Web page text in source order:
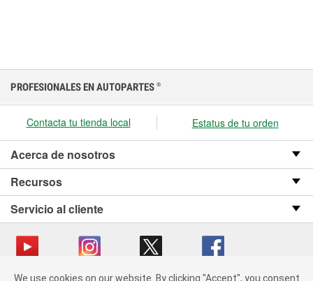
We use cookies on our website. By clicking "Accept", you consent
PROFESIONALES EN AUTOPARTES ®
Contacta tu tienda local Estatus de tu orden
Acerca de nosotros
Recursos
Servicio al cliente